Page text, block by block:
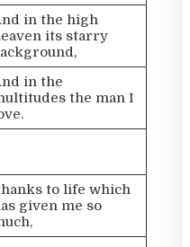
in the high
its starry
in the
the man I
to life which
given me so